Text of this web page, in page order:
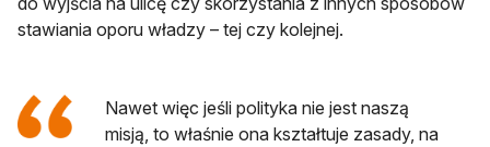
stawiania oporu władzy – tej czy kolejnej.
Nawet więc jeśli polityka nie jest naszą
misją, to właśnie ona kształtuje zasady, na